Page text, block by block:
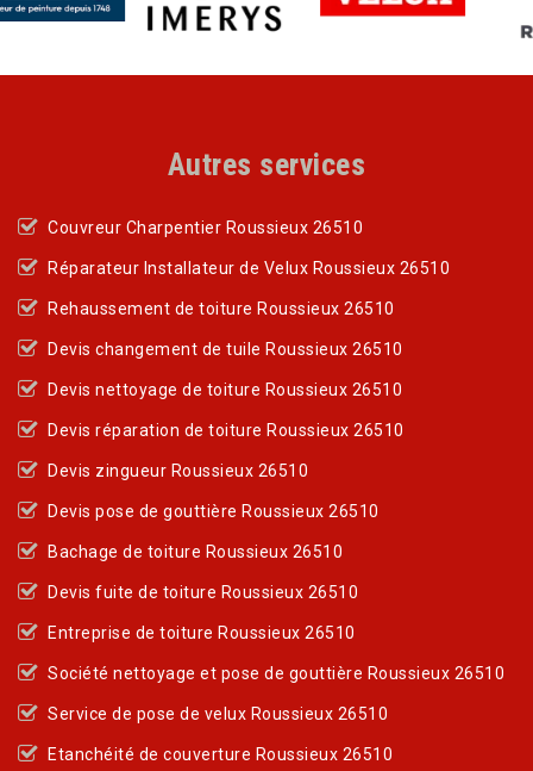
Autres services
Couvreur Charpentier Roussieux 26510
Réparateur Installateur de Velux Roussieux 26510
Rehaussement de toiture Roussieux 26510
Devis changement de tuile Roussieux 26510
Devis nettoyage de toiture Roussieux 26510
Devis réparation de toiture Roussieux 26510
Devis zingueur Roussieux 26510
Devis pose de gouttière Roussieux 26510
Bachage de toiture Roussieux 26510
Devis fuite de toiture Roussieux 26510
Entreprise de toiture Roussieux 26510
Société nettoyage et pose de gouttière Roussieux 26510
Service de pose de velux Roussieux 26510
Etanchéité de couverture Roussieux 26510